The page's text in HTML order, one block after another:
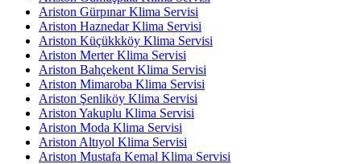
Ariston Gürpınar Klima Servisi
Ariston Haznedar Klima Servisi
Ariston Küçükkköy Klima Servisi
Ariston Merter Klima Servisi
Ariston Bahçekent Klima Servisi
Ariston Mimaroba Klima Servisi
Ariston Şenliköy Klima Servisi
Ariston Yakuplu Klima Servisi
Ariston Moda Klima Servisi
Ariston Altıyol Klima Servisi
Ariston Mustafa Kemal Klima Servisi